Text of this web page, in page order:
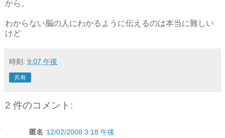
から。
わからない脳の人にわかるように伝えるのは本当に難しい
けど
時刻: 9:07 午後
共有
2 件のコメント:
匿名 12/02/2008 3:18 午後